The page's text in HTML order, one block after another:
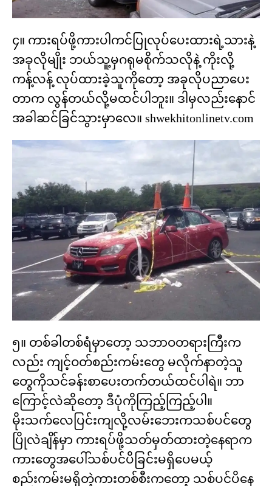
၄။ ကားရပ်ဖို့ကားပါကင်ပြုလုပ်ပေးထားရဲ့သားနဲ့
အခုလိုမျိုး ဘယ်သူ့မှဂရုမစိုက်သလိုနဲ့ ကိုးလို့
ကန့်လန့် လုပ်ထားခဲ့သူကိုတော့ အခုလိုပညာပေး
တာက လွန်တယ်လို့မထင်ပါဘူး။ ဒါမှလည်းနောင်
အခါဆင်ခြင်သွားမှာလေ။ shwekhitonlinetv.com
၅။ တစ်ခါတစ်ရံမှာတော့ သဘာဝတရားကြီးက
လည်း ကျင့်ဝတ်စည်းကမ်းတွေ မလိုက်နာတဲ့သူ
တွေကိုသင်ခန်းစာပေးတက်တယ်ထင်ပါရဲ။ ဘာ
ကြောင့်လဲဆိုတော့ ဒီပုံကိုကြည့်ကြည့်ပါ။
မိုးသက်လေပြင်းကျလို့လမ်းဘေးကသစ်ပင်တွေ
ပြိုလဲချိန်မှာ ကားရပ်ဖို့သတ်မှတ်ထားတဲ့နေရာက
ကားတွေအပေါ်သစ်ပင်ပိခြင်းမရှိပေမယ့်
စည်းကမ်းမရှိတဲ့ကားတစ်စီးကတော့ သစ်ပင်ပိနေ